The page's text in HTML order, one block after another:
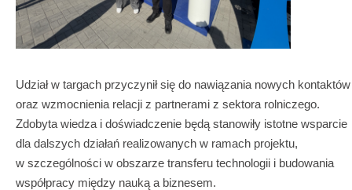
Udział w targach przyczynił się do nawiązania nowych kontaktów
oraz wzmocnienia relacji z partnerami z sektora rolniczego.
Zdobyta wiedza i doświadczenie będą stanowiły istotne wsparcie
dla dalszych działań realizowanych w ramach projektu,
w szczególności w obszarze transferu technologii i budowania
współpracy między nauką a biznesem.